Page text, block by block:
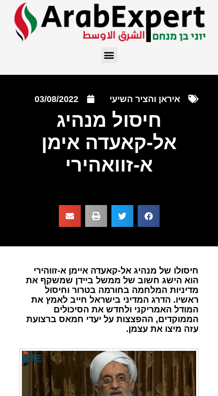
איראן והציר השיעי 03/08/2022
חיסול מנהיג
אל-קאעדה אימן
א-זוואהירי
חיסולו של מנהיג אל-קאעדה איימן א-זווהירי
הוא הישג חשוב של ממשל ביידן שמשקף את
מדיניות המלחמה בחורמה בטרור וחיסול
ראשיו. הדרג המדיני בישראל חייב לאמץ את
המודל האמריקני ולחדש את הסיכולים
הממוקדים, ההפצצות על יעדי חמאס ברצועת
עזה מיצו את עצמן.